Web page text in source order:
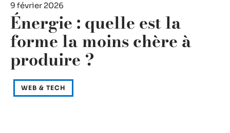
9 février 2026
Énergie : quelle est la
forme la moins chère à
produire ?
WEB & TECH